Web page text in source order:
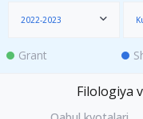
2022-2023
Grant
Filologiya